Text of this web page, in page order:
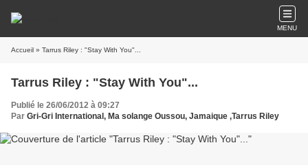
MENU
Accueil » Tarrus Riley : "Stay With You"...
Tarrus Riley : "Stay With You"...
Publié le 26/06/2012 à 09:27
Par Gri-Gri International, Ma solange Oussou, Jamaique ,Tarrus Riley